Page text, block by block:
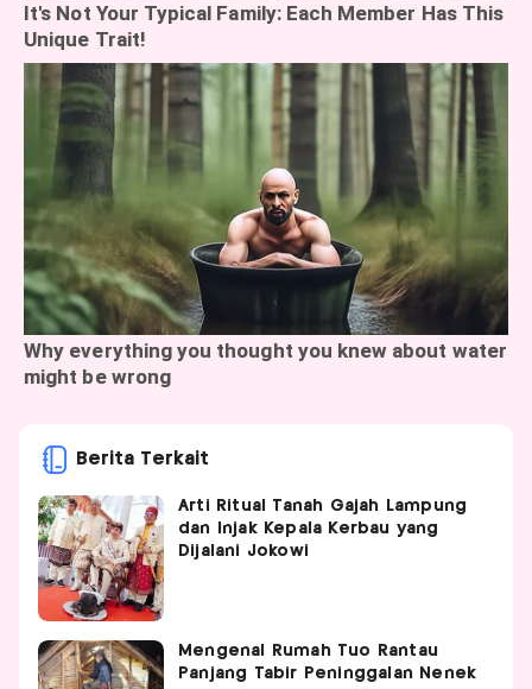
Berita Terkait
Arti Ritual Tanah Gajah Lampung
dan Injak Kepala Kerbau yang
Dijalani Jokowi
Mengenal Rumah Tuo Rantau
Panjang Tabir Peninggalan Nenek